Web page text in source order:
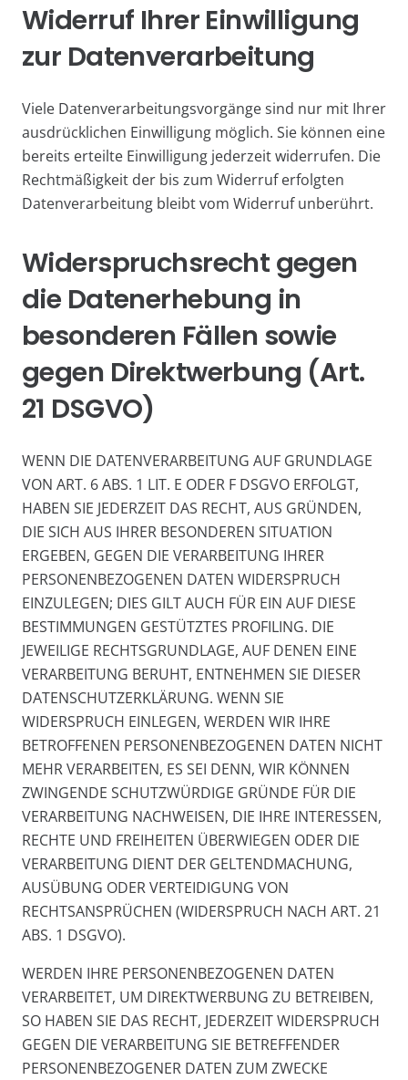
Widerruf Ihrer Einwilligung
zur Datenverarbeitung
Viele Datenverarbeitungsvorgänge sind nur mit Ihrer
ausdrücklichen Einwilligung möglich. Sie können eine
bereits erteilte Einwilligung jederzeit widerrufen. Die
Rechtmäßigkeit der bis zum Widerruf erfolgten
Datenverarbeitung bleibt vom Widerruf unberührt.
Widerspruchsrecht gegen
die Datenerhebung in
besonderen Fällen sowie
gegen Direktwerbung (Art.
21 DSGVO)
WENN DIE DATENVERARBEITUNG AUF GRUNDLAGE
VON ART. 6 ABS. 1 LIT. E ODER F DSGVO ERFOLGT,
HABEN SIE JEDERZEIT DAS RECHT, AUS GRÜNDEN,
DIE SICH AUS IHRER BESONDEREN SITUATION
ERGEBEN, GEGEN DIE VERARBEITUNG IHRER
PERSONENBEZOGENEN DATEN WIDERSPRUCH
EINZULEGEN; DIES GILT AUCH FÜR EIN AUF DIESE
BESTIMMUNGEN GESTÜTZTES PROFILING. DIE
JEWEILIGE RECHTSGRUNDLAGE, AUF DENEN EINE
VERARBEITUNG BERUHT, ENTNEHMEN SIE DIESER
DATENSCHUTZERKLÄRUNG. WENN SIE
WIDERSPRUCH EINLEGEN, WERDEN WIR IHRE
BETROFFENEN PERSONENBEZOGENEN DATEN NICHT
MEHR VERARBEITEN, ES SEI DENN, WIR KÖNNEN
ZWINGENDE SCHUTZWÜRDIGE GRÜNDE FÜR DIE
VERARBEITUNG NACHWEISEN, DIE IHRE INTERESSEN,
RECHTE UND FREIHEITEN ÜBERWIEGEN ODER DIE
VERARBEITUNG DIENT DER GELTENDMACHUNG,
AUSÜBUNG ODER VERTEIDIGUNG VON
RECHTSANSPRÜCHEN (WIDERSPRUCH NACH ART. 21
ABS. 1 DSGVO).
WERDEN IHRE PERSONENBEZOGENEN DATEN
VERARBEITET, UM DIREKTWERBUNG ZU BETREIBEN,
SO HABEN SIE DAS RECHT, JEDERZEIT WIDERSPRUCH
GEGEN DIE VERARBEITUNG SIE BETREFFENDER
PERSONENBEZOGENER DATEN ZUM ZWECKE